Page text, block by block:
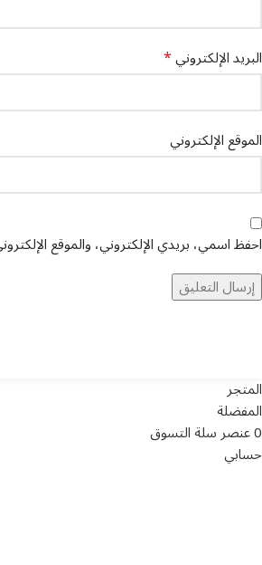
البريد الإلكتروني*
الموقع الإلكتروني
احفظ اسمي، بريدي الإلكتروني، والموقع
المتجر
المفضلة
0عنصرسلة التسوق
حسابي